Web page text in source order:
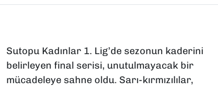
Sutopu Kadınlar 1. Lig’de sezonun kaderini
belirleyen final serisi, unutulmayacak bir
mücadeleye sahne oldu. Sarı-kırmızılılar,